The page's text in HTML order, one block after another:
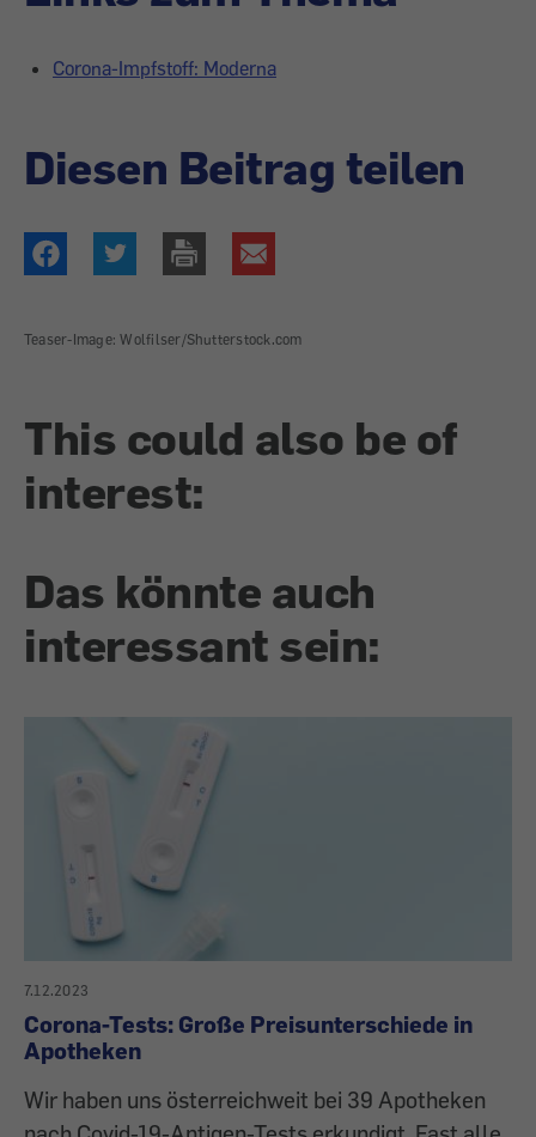
Corona-Impfstoff: Moderna
Diesen Beitrag teilen
Teaser-Image: Wolfilser/Shutterstock.com
This could also be of
interest:
Das könnte auch
interessant sein:
7.12.2023
Corona-Tests: Große Preisunterschiede in
Apotheken
Wir haben uns österreichweit bei 39 Apotheken